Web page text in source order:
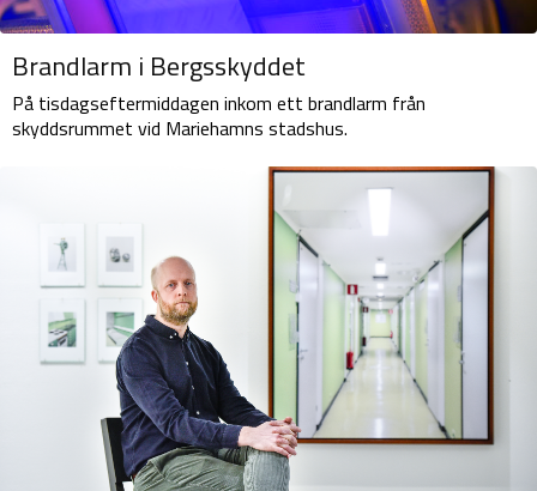
Brandlarm i Bergsskyddet
På tisdagseftermiddagen inkom ett brandlarm från
skyddsrummet vid Mariehamns stadshus.